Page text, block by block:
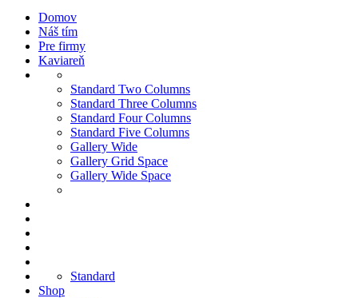
Domov
Náš tím
Pre firmy
Kaviareň
Standard Two Columns
Standard Three Columns
Standard Four Columns
Standard Five Columns
Gallery Wide
Gallery Grid Space
Gallery Wide Space
Standard
Shop